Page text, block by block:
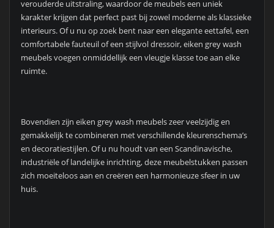
verouderde uitstraling, waardoor de meubels een uniek
karakter krijgen dat perfect past bij zowel moderne als klassieke
interieurs. Of u nu op zoek bent naar een elegante eettafel, een
comfortabele fauteuil of een stijlvol dressoir, eiken grey wash
meubels voegen onmiddellijk een vleugje klasse toe aan elke
ruimte.
Bovendien zijn eiken grey wash meubels zeer veelzijdig en
gemakkelijk te combineren met verschillende kleurenschema’s
en decoratiestijlen. Of u nu houdt van een Scandinavische,
industriële of landelijke inrichting, deze meubelstukken passen
zich moeiteloos aan en creëren een harmonieuze sfeer in uw
huis.